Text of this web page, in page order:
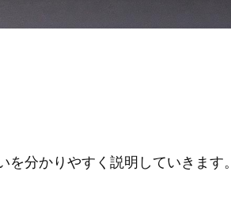
を分かりやすく説明していきます。